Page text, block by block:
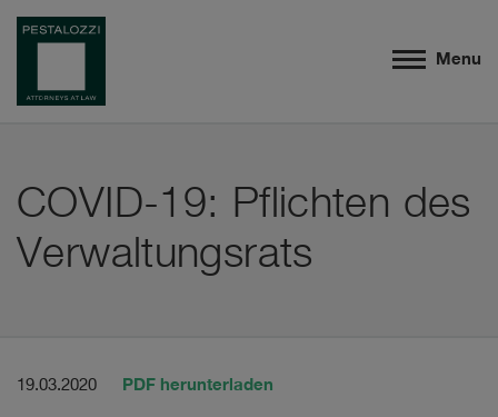
Menu
COVID-19: Pflichten des
Verwaltungsrats
19.03.2020 PDF herunterladen